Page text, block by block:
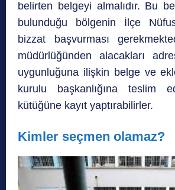
belirten belgeyi almalıdır. Bu
bulunduğu bölgenin İlçe
bizzat başvurması
müdürlüğünden alacakları
uygunluğuna ilişkin belge ve
kurulu başkanlığına teslim
kütüğüne kayıt yaptırabilirler.
Kimler seçmen olamaz?